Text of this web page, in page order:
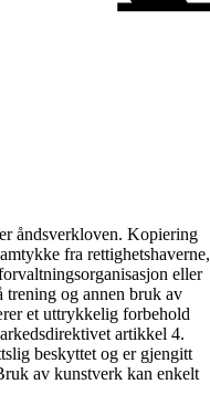
åndsverkloven. Kopiering
fra rettighetshaverne,
eller
trening og annen bruk av
et uttrykkelig forbehold
artikkel 4.
beskyttet og er gjengitt
av kunstverk kan enkelt